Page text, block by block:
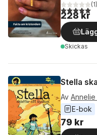
5,0utav 5(1)
228 kr
Skickas
Stella
Av
E-bok
79 kr